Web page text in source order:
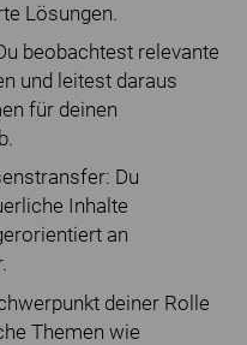
Lösungen.
beobachtest relevante
und leitest daraus
für deinen
Du
Inhalte
an
deiner Rolle
Themen wie